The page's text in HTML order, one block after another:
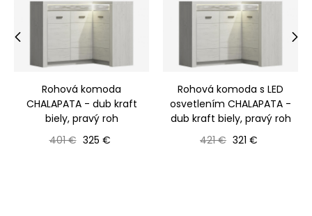
Rohová komoda
CHALAPATA - dub kraft
biely, pravý roh
Bežná cena
401 € Cena
325 €
Rohová komoda s LED
osvetlením CHALAPATA -
dub kraft biely, pravý roh
Bežná cena
421 € Cena
321 €